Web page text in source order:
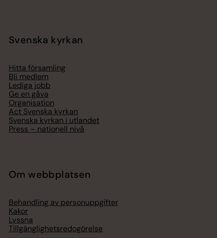
Svenska kyrkan
Hitta församling
Bli medlem
Lediga jobb
Ge en gåva
Organisation
Act Svenska kyrkan
Svenska kyrkan i utlandet
Press – nationell nivå
Om webbplatsen
Behandling av personuppgifter
Kakor
Lyssna
Tillgänglighetsredogörelse